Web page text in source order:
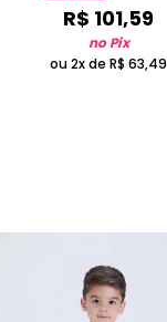
R$ 101,59
no Pix
ou 2x deR$ 63,49